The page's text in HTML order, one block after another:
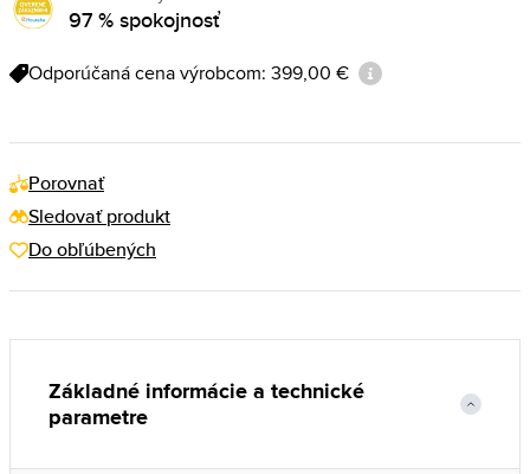
97 % spokojnosť
Odporúčaná cena výrobcom: 399,00 €
Porovnať
Sledovať produkt
Do obľúbených
Základné informácie a technické
parametre